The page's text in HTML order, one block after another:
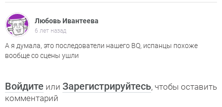
Любовь Ивантеева
6 лет назад
А я думала, это последователи нашего BQ, испанцы похоже
вообще со сцены ушли
Войдите или Зарегистрируйтесь, чтобы оставить
комментарий